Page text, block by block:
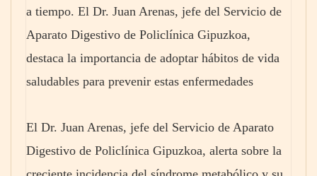
a tiempo. El Dr. Juan Arenas, jefe del Servicio de
Aparato Digestivo de Policlínica Gipuzkoa,
destaca la importancia de adoptar hábitos de vida
saludables para prevenir estas enfermedades
El Dr. Juan Arenas, jefe del Servicio de Aparato
Digestivo de Policlínica Gipuzkoa, alerta sobre la